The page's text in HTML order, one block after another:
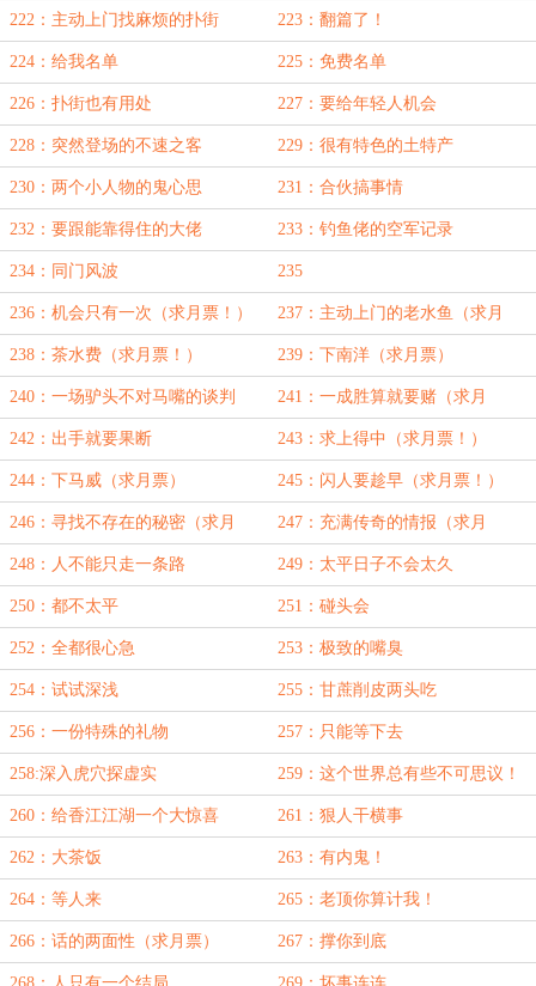
222：主动上门找麻烦的扑街 223：翻篇了！
224：给我名单 225：免费名单
226：扑街也有用处 227：要给年轻人机会
228：突然登场的不速之客 229：很有特色的土特产
230：两个小人物的鬼心思 231：合伙搞事情
232：要跟能靠得住的大佬 233：钓鱼佬的空军记录
234：同门风波 235
236：机会只有一次（求月票！） 237：主动上门的老水鱼（求月
票！）
238：茶水费（求月票！） 239：下南洋（求月票）
240：一场驴头不对马嘴的谈判
（求月票）
241：一成胜算就要赌（求月
票！）
242：出手就要果断 243：求上得中（求月票！）
244：下马威（求月票） 245：闪人要趁早（求月票！）
246：寻找不存在的秘密（求月
票！）
247：充满传奇的情报（求月
票！）
248：人不能只走一条路 249：太平日子不会太久
250：都不太平 251：碰头会
252：全都很心急 253：极致的嘴臭
254：试试深浅 255：甘蔗削皮两头吃
256：一份特殊的礼物 257：只能等下去
258:深入虎穴探虚实 259：这个世界总有些不可思议！
260：给香江江湖一个大惊喜 261：狠人干横事
262：大茶饭 263：有内鬼！
264：等人来 265：老顶你算计我！
266：话的两面性（求月票） 267：撑你到底